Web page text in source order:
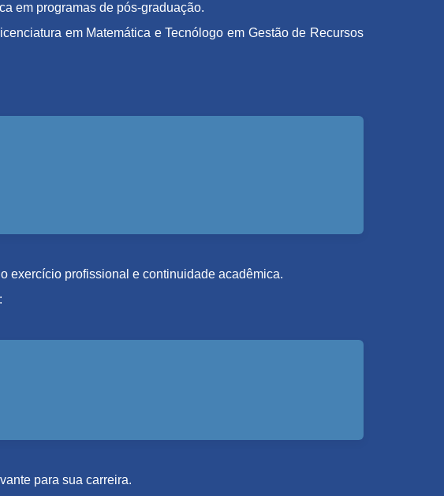
em programas de pós-graduação.
em Matemática e Tecnólogo em Gestão de Recursos
exercício profissional e continuidade acadêmica.
para sua carreira.